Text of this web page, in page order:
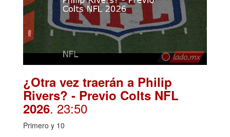
¿Otra vez traerán a Philip
Rivers? - Previo Colts NFL
2026. 23:50
Primero y 10